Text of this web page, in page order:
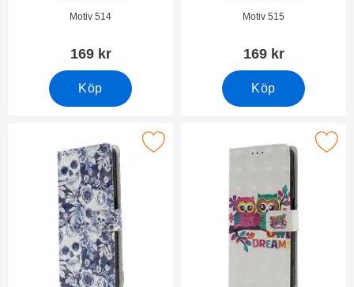
Art. nr 50269Motiv 514
169 kr
Köp
Art. nr 50268Motiv 515
169 kr
Köp
designwallet Samsung Galaxy A25 5G som favorit
Makera designwallet Samsung